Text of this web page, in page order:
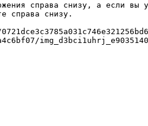
справа снизу, а если вы
справа снизу.